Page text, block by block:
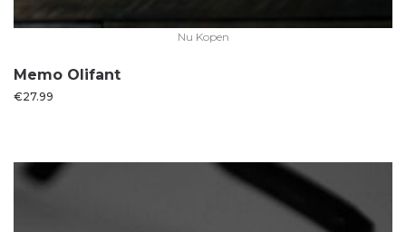
Nu Kopen
Memo Olifant
€27.99